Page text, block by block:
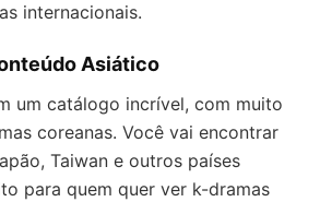
internacionais.
Asiático
um catálogo incrível, com muito
coreanas. Você vai encontrar
Taiwan e outros países
para quem quer ver k-dramas